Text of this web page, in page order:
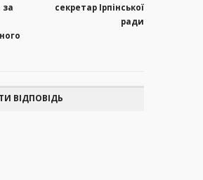
за
секретар Ірпінської
ради
ВІДПОВІДЬ